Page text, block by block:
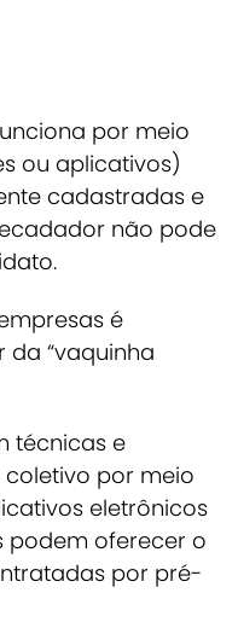
por meio
ou aplicativos)
cadastradas e
não pode
é
“vaquinha
técnicas e
por meio
eletrônicos
podem oferecer o
por pré-